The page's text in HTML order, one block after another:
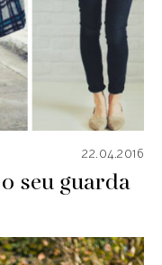
22.04.2016
seu guarda